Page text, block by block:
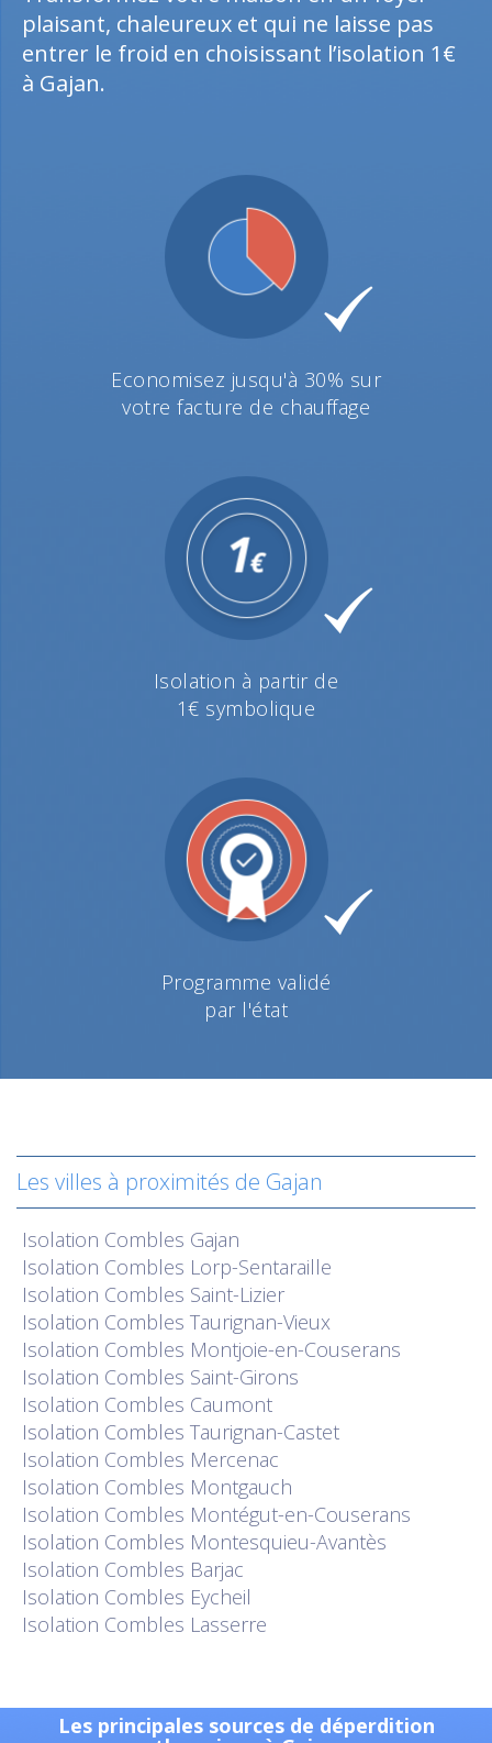
plaisant, chaleureux et qui ne laisse pas
entrer le froid en choisissant l’isolation 1€
à Gajan.
Economisez jusqu'à 30% sur
votre facture de chauffage
Isolation à partir de
1€ symbolique
Programme validé
par l'état
Les villes à proximités de Gajan
Isolation Combles Gajan
Isolation Combles Lorp-Sentaraille
Isolation Combles Saint-Lizier
Isolation Combles Taurignan-Vieux
Isolation Combles Montjoie-en-Couserans
Isolation Combles Saint-Girons
Isolation Combles Caumont
Isolation Combles Taurignan-Castet
Isolation Combles Mercenac
Isolation Combles Montgauch
Isolation Combles Montégut-en-Couserans
Isolation Combles Montesquieu-Avantès
Isolation Combles Barjac
Isolation Combles Eycheil
Isolation Combles Lasserre
Les principales sources de déperdition